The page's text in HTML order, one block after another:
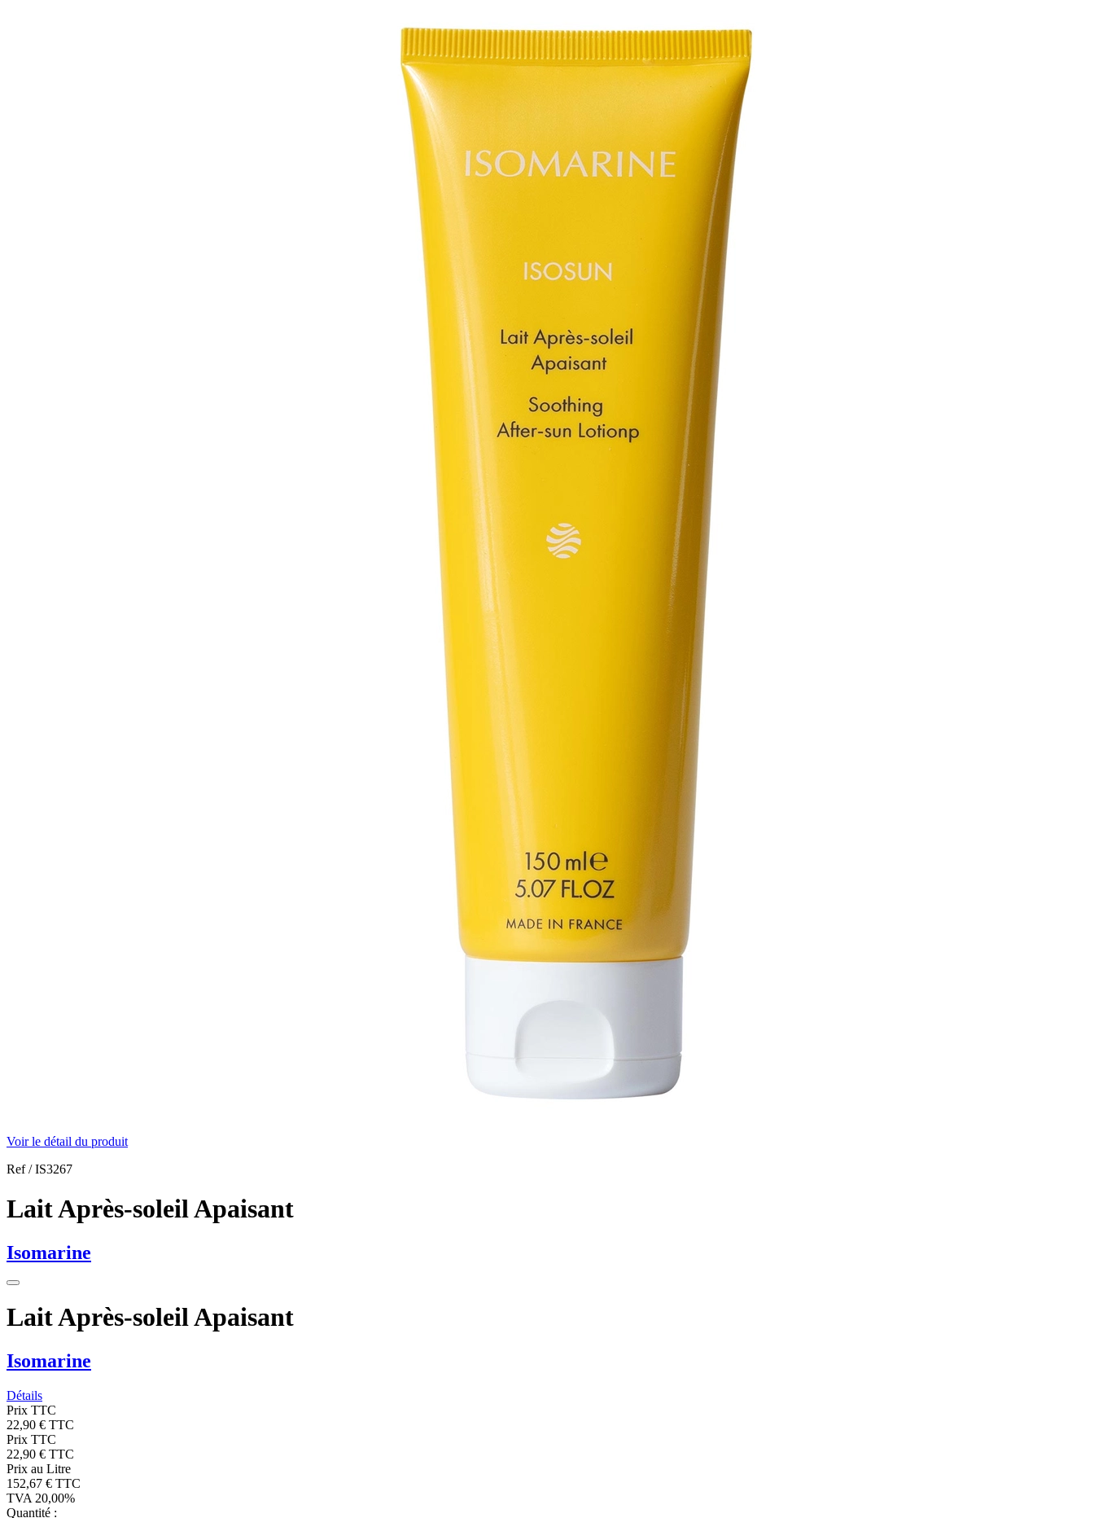
Voir le détail du produit
Ref /IS3267
Lait Après-soleil Apaisant
Isomarine
Lait Après-soleil Apaisant
Isomarine
Détails
Prix TTC
22,90 € TTC
Prix TTC
22,90 € TTC
Prix au Litre
152,67 € TTC
TVA 20,00%
Quantité :